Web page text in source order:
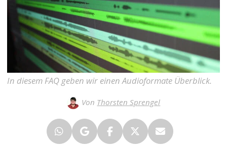
In diesem FAQ geben wir einen Audioformate Überblick.
Von Thorsten Sprengel